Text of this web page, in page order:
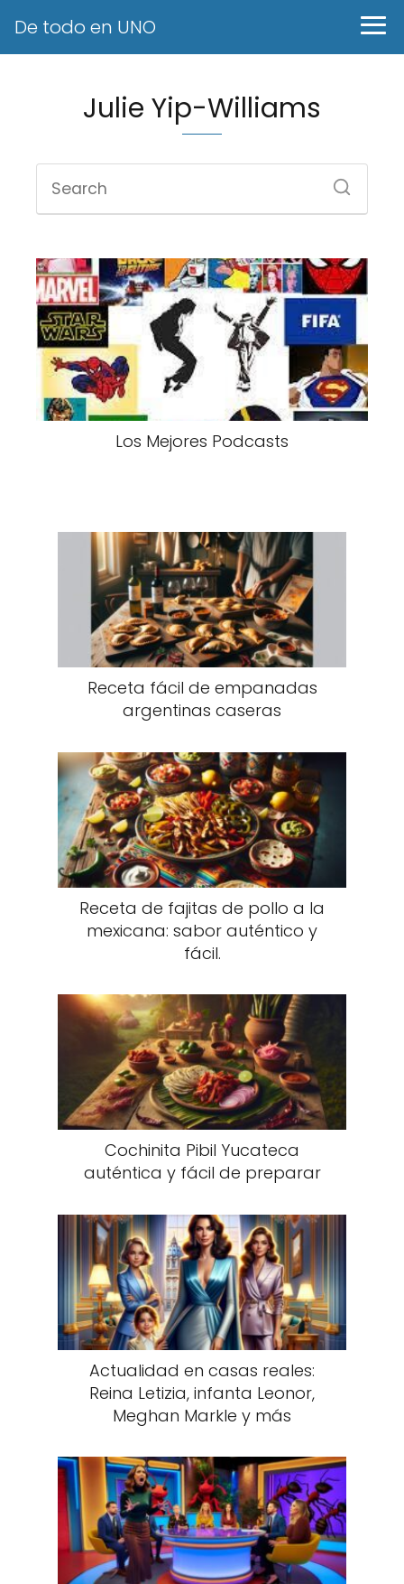
De todo en UNO
Julie Yip-Williams
Los Mejores Podcasts
Receta fácil de empanadas
argentinas caseras
Receta de fajitas de pollo a la
mexicana: sabor auténtico y
fácil.
Cochinita Pibil Yucateca
auténtica y fácil de preparar
Actualidad en casas reales:
Reina Letizia, infanta Leonor,
Meghan Markle y más